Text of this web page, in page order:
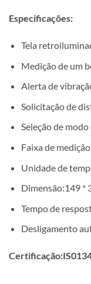
Especificações:
Tela
Medição de um
Alerta de
Solicitação de
Seleção de
Faixa de
Unidade de
Dimensão:149 *
Tempo de
Desligamento